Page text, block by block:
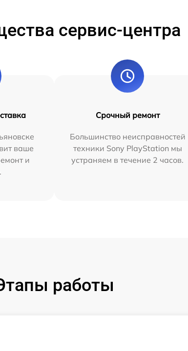
сервис-центра
ваше
и
Срочный ремонт
Большинство неисправностей
техники Sony PlayStation мы
устраняем в течение 2 часов.
работы